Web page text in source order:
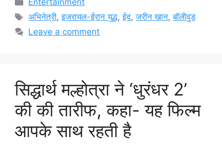
Entertainment
Tags
अभिनेत्री,इजरायल-ईरान युद्ध,ईद,जरीन खान,बॉलीवुड
Leave a comment
सिद्धार्थ मल्होत्रा ने ‘धुरंधर 2’
की की तारीफ, कहा- यह फिल्म
आपके साथ रहती है